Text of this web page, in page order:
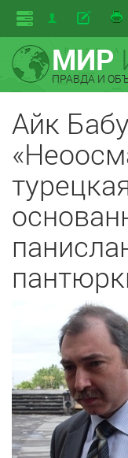
МИР
ПРАВДА И
Айк